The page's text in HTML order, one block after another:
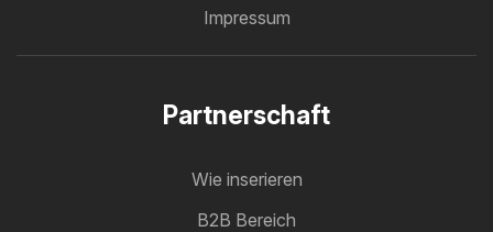
Impressum
Partnerschaft
Wie inserieren
B2B Bereich